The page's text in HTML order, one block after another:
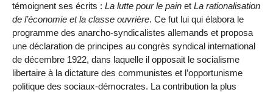
témoignent ses écrits : La lutte pour le pain et La rationalisation
de l’économie et la classe ouvrière. Ce fut lui qui élabora le
programme des anarcho-syndicalistes allemands et proposa
une déclaration de principes au congrès syndical international
de décembre 1922, dans laquelle il opposait le socialisme
libertaire à la dictature des communistes et l’opportunisme
politique des sociaux-démocrates. La contribution la plus